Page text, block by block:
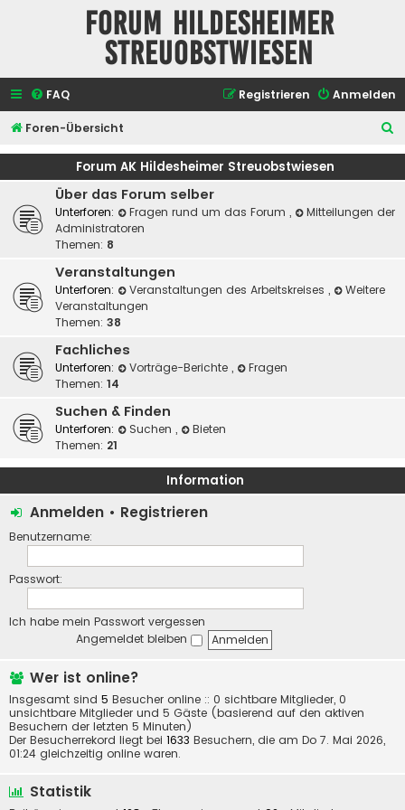
Forum Hildesheimer
Streuobstwiesen
FAQ Anmelden
Registrieren
Foren-Übersicht
u
Forum AK Hildesheimer Streuobstwiesen
Über das Forum selber
Unterforen: Fragen rund um das Forum ,
Mitteilungen der
Administratoren
Themen: 8
Veranstaltungen
Unterforen: Veranstaltungen des Arbeitskreises ,
Weitere
Veranstaltungen
Themen: 38
Fachliches
Unterforen: Vorträge-Berichte ,
Fragen
Themen: 14
Suchen & Finden
Unterforen: Suchen ,
Bieten
Themen: 21
Information
Anmelden • Registrieren
Benutzername:
Passwort:
Ich habe mein Passwort vergessen
Angemeldet bleiben
Wer ist online?
Insgesamt sind 5 Besucher online :: 0 sichtbare Mitglieder, 0
unsichtbare Mitglieder und 5 Gäste (basierend auf den aktiven
Besuchern der letzten 5 Minuten)
Der Besucherrekord liegt bei 1633 Besuchern, die am Do 7. Mai 2026,
01:24 gleichzeitig online waren.
Statistik